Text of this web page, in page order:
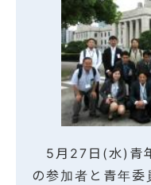
5月27日(水)青
の参加者と青年